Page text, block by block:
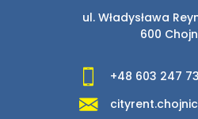
ul. Władysława
600
+48 603 247